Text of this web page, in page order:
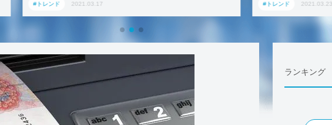
#トレンド 2021.03.17 #トレンド 2021.03.23
ランキング